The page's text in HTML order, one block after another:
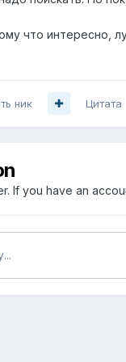
что интересно,
ник Цитата
If you have an